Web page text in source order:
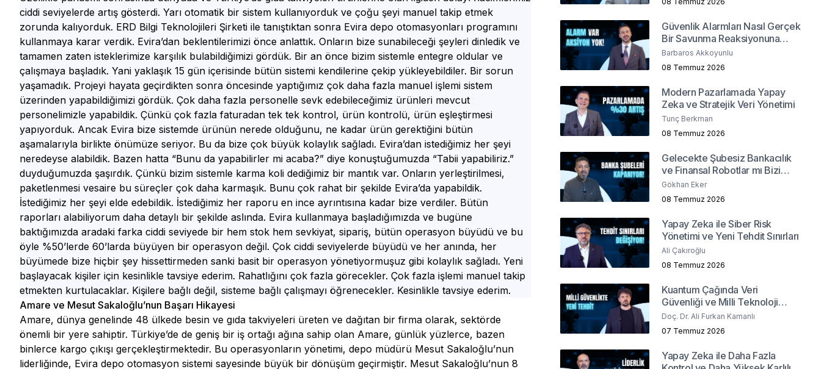
ciddi seviyelerde artış gösterdi. Yarı otomatik bir sistem kullanıyorduk ve çoğu şeyi manuel takip etmek
zorunda kalıyorduk. ERD Bilgi Teknolojileri Şirketi ile tanıştıktan sonra Evira depo otomasyonları programını
kullanmaya karar verdik. Evira’dan beklentilerimizi önce anlattık. Onların bize sunabileceği şeyleri dinledik ve
tamamen zaten isteklerimize karşılık bulabildiğimizi gördük. Bir an önce bizim sistemle entegre oldular ve
çalışmaya başladık. Yani yaklaşık 15 gün içerisinde bütün sistemi kendilerine çekip yükleyebildiler. Bir sorun
yaşamadık. Projeyi hayata geçirdikten sonra öncesinde yaptığımız çok daha fazla manuel işlemi sistem
üzerinden yapabildiğimizi gördük. Çok daha fazla personelle sevk edebileceğimiz ürünleri mevcut
personelimizle yapabildik. Çünkü çok fazla faturadan tek tek kontrol, ürün kontrolü, ürün eşleştirmesi
yapıyorduk. Ancak Evira bize sistemde ürünün nerede olduğunu, ne kadar ürün gerektiğini bütün
aşamalarıyla birlikte önümüze seriyor. Bu da bize çok büyük kolaylık sağladı. Evira’dan istediğimiz her şeyi
neredeyse alabildik. Bazen hatta “Bunu da yapabilirler mi acaba?” diye konuştuğumuzda “Tabii yapabiliriz.”
duyduğumuzda şaşırdık. Çünkü bizim sistemle karma koli dediğimiz bir mantık var. Onların yerleştirilmesi,
paketlenmesi vesaire bu süreçler çok daha karmaşık. Bunu çok rahat bir şekilde Evira’da yapabildik.
İstediğimiz her şeyi elde edebildik. İstediğimiz her raporu en ince ayrıntısına kadar bize verdiler. Bütün
raporları alabiliyorum daha detaylı bir şekilde aslında. Evira kullanmaya başladığımızda ve bugüne
baktığımızda aradaki farka ciddi seviyede bir hem stok hem sevkiyat, sipariş, bütün operasyon büyüdü ve bu
öyle %50’lerde 60’larda büyüyen bir operasyon değil. Çok ciddi seviyelerde büyüdü ve her anında, her
büyümede bize hiçbir şey hissettirmeden sanki basit bir operasyon yönetiyormuşuz gibi kolaylık sağladı. Yeni
başlayacak kişiler için kesinlikle tavsiye ederim. Rahatlığını çok fazla görecekler. Çok fazla işlemi manuel takip
etmekten kurtulacaklar. Kişilere bağlı değil, sisteme bağlı çalışmayı öğrenecekler. Kesinlikle tavsiye ederim.
Amare ve Mesut Sakaloğlu’nun Başarı Hikayesi
Amare, dünya genelinde 48 ülkede besin ve gıda takviyeleri üreten ve dağıtan bir firma olarak, sektörde
önemli bir yere sahiptir. Türkiye’de de geniş bir iş ortağı ağına sahip olan Amare, günlük yüzlerce, bazen
binlerce kargo çıkışı gerçekleştirmektedir. Bu operasyonların yönetimi, depo müdürü Mesut Sakaloğlu’nun
liderliğinde, Evira depo otomasyon sistemi sayesinde büyük bir dönüşüm geçirmiştir. Mesut Sakaloğlu’nun 8
Güvenlik Alarmları Nasıl Gerçek
Bir Savunma Reaksiyonuna
Dönüşür ?
Barbaros Akkoyunlu
08 Temmuz 2026
Modern Pazarlamada Yapay
Zeka ve Stratejik Veri Yönetimi
Tunç Berkman
08 Temmuz 2026
Gelecekte Şubesiz Bankacılık
ve Finansal Robotlar mı Bizi
Bekliyor?
Gökhan Eker
08 Temmuz 2026
Yapay Zeka ile Siber Risk
Yönetimi ve Yeni Tehdit Sınırları
Ali Çakıroğlu
08 Temmuz 2026
Kuantum Çağında Veri
Güvenliği ve Milli Teknoloji
Geliştirme Stratejileri
Doç. Dr. Ali Furkan Kamanlı
07 Temmuz 2026
Yapay Zeka ile Daha Fazla